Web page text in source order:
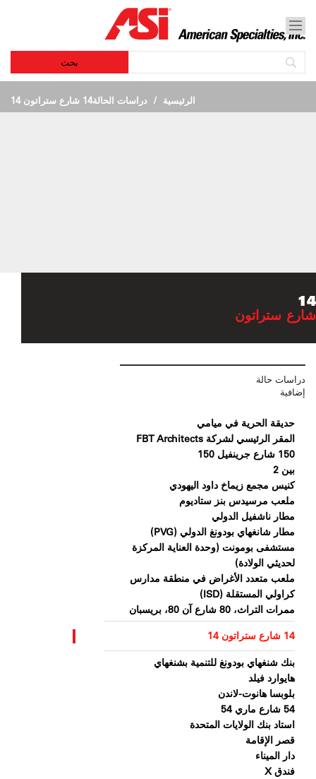
الرئيسية دراسات الحالة14 شارع ستراتون 14
14
شارع ستراتون
دراسات حالة
إضافية
حديقة الحرية في ميامي
المقر الرئيسي لشركة FBT Architects
150 شارع جرينفيل 150
بين 2
كنيس مجمع زيماخ داود اليهودي
ملعب مرسيدس بنز ستاديوم
مطار ناشفيل الدولي
مطار شانغهاي بودونغ الدولي (PVG)
مستشفى بومونت (وحدة العناية المركزة
لحديثي الولادة)
ملعب متعدد الأغراض في منطقة مدارس
كراولي المستقلة (ISD)
ممرات التراث، 80 شارع آن 80، بريسبان
14 شارع ستراتون 14
بنك شنغهاي بودونغ للتنمية بشنغهاي
هايوارد فيلد
بلوبسا هانوت-لاندن
54 شارع ماري 54
استاد بنك الولايات المتحدة
قصر الإقامة
دار الميناء
فندق X